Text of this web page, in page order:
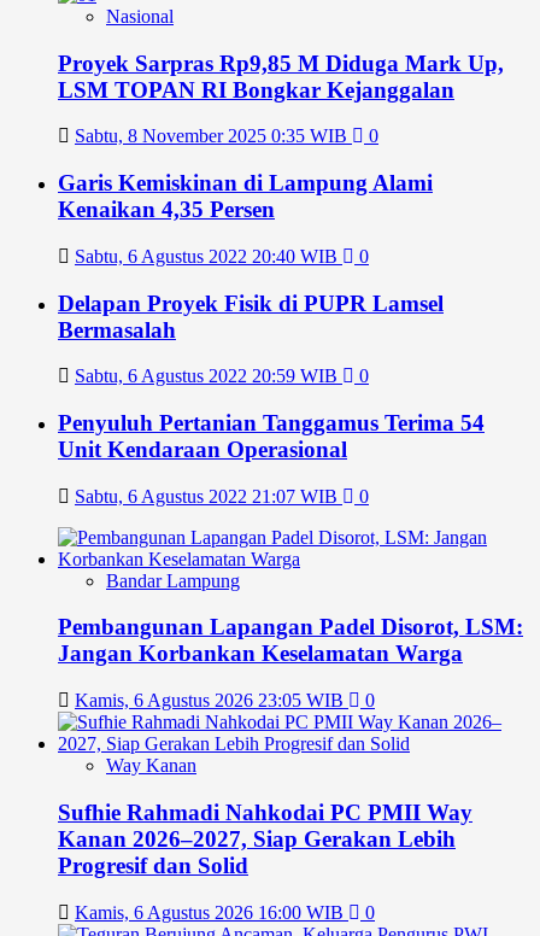
Nasional
Proyek Sarpras Rp9,85 M Diduga Mark Up,
LSM TOPAN RI Bongkar Kejanggalan
Sabtu, 8 November 2025 0:35 WIB 0
Garis Kemiskinan di Lampung Alami
Kenaikan 4,35 Persen
Sabtu, 6 Agustus 2022 20:40 WIB 0
Delapan Proyek Fisik di PUPR Lamsel
Bermasalah
Sabtu, 6 Agustus 2022 20:59 WIB 0
Penyuluh Pertanian Tanggamus Terima 54
Unit Kendaraan Operasional
Sabtu, 6 Agustus 2022 21:07 WIB 0
Bandar Lampung
Pembangunan Lapangan Padel Disorot, LSM:
Jangan Korbankan Keselamatan Warga
Kamis, 6 Agustus 2026 23:05 WIB 0
Way Kanan
Sufhie Rahmadi Nahkodai PC PMII Way
Kanan 2026–2027, Siap Gerakan Lebih
Progresif dan Solid
Kamis, 6 Agustus 2026 16:00 WIB 0